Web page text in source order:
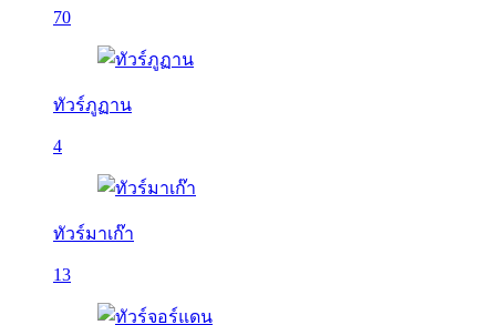
70
ทัวร์ภูฏาน
4
ทัวร์มาเก๊า
13